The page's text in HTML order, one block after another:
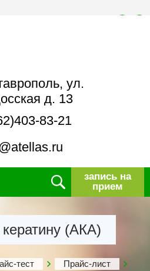
ул.
д. 13
83-21
запись на
прием
(АКА)
тест
Прайс-лист